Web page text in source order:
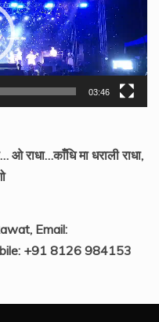
03:46
राधा…काँधि मा धराली राधा,
Email:
+91 8126 984153